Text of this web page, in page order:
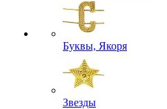
Буквы, Якоря
Звезды